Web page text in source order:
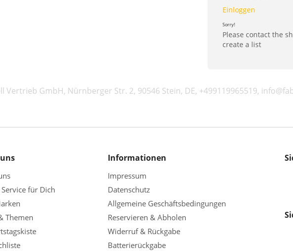
Einloggen
Sorry!
Please contact the
create a list
Vertrieb GmbH, Nürnberger Str. 2, 90546 Stein, DE, +499119965519,
für Dich
Themen
Informationen
Impressum
Datenschutz
Allgemeine Geschäftsbedingungen
Reservieren & Abholen
Widerruf & Rückgabe
Batterierückgabe